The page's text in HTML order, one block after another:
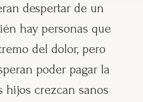
despertar de un
hay personas que
del dolor, pero
poder pagar la
hijos crezcan sanos